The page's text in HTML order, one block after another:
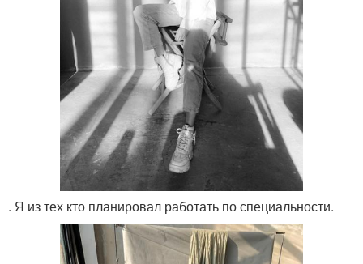
. Я из тех кто планировал работать по специальности.